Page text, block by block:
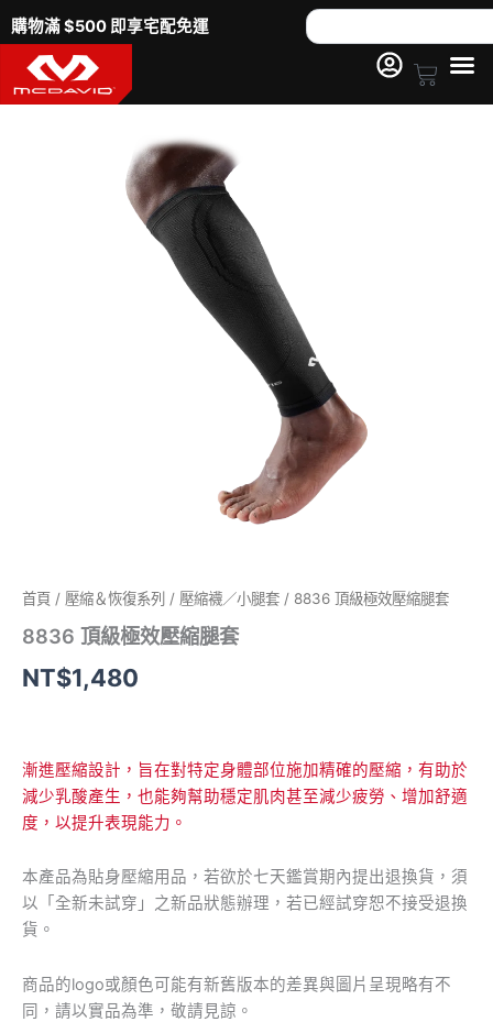
至
要
購物滿 $500 即享宅配免運 Search
Cart
首頁 / 壓縮＆恢復系列 / 壓縮襪／小腿套 / 8836 頂級極效壓縮腿套
8836 頂級極效壓縮腿套
NT$1,480
漸進壓縮設計，旨在對特定身體部位施加精確的壓縮，有助於
減少乳酸產生，也能夠幫助穩定肌肉甚至減少疲勞、增加舒適
度，以提升表現能力。
本產品為貼身壓縮用品，若欲於七天鑑賞期內提出退換貨，須
以「全新未試穿」之新品狀態辦理，若已經試穿恕不接受退換
貨。
商品的logo或顏色可能有新舊版本的差異與圖片呈現略有不
同，請以實品為準，敬請見諒。